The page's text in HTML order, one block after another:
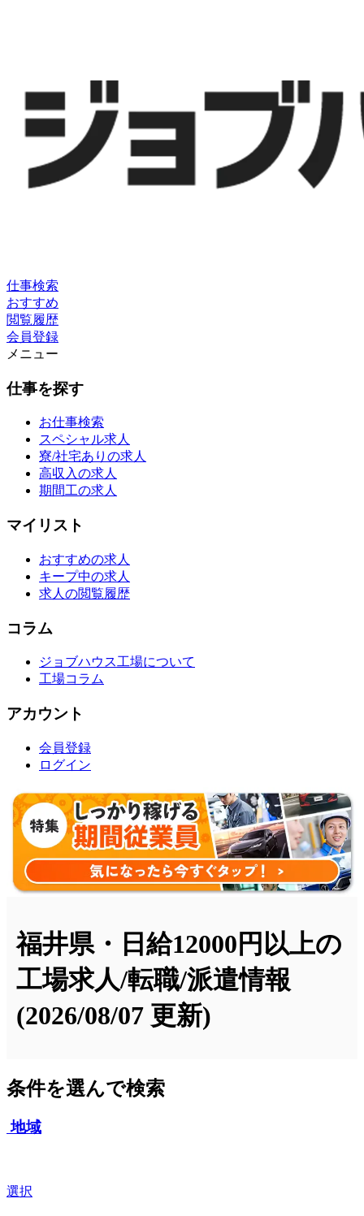
仕事検索
おすすめ
閲覧履歴
会員登録
メニュー
仕事を探す
お仕事検索
スペシャル求人
寮/社宅ありの求人
高収入の求人
期間工の求人
マイリスト
おすすめの求人
キープ中の求人
求人の閲覧履歴
コラム
ジョブハウス工場について
工場コラム
アカウント
会員登録
ログイン
福井県・日給12000円以上の
工場求人/転職/派遣情報
(2026/08/07 更新)
条件を選んで検索
地域
選択